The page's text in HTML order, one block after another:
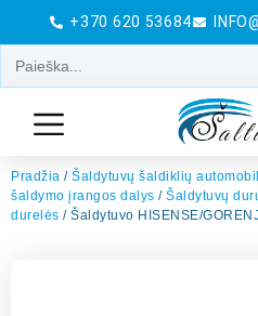
+370 620 53684
Pradžia / Šaldytuvų šaldiklių
šaldymo įrangos dalys / Šaldytuvų
durelės / Šaldytuvo HISENSE/